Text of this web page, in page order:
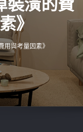
裝潢的費
》
用與考量因素》